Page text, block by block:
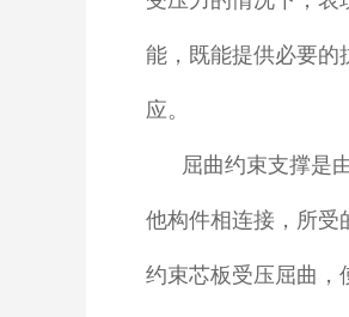
能，既能提供必要的
应。
屈曲约束支撑是
他构件相连接，所受
约束芯板受压屈曲，